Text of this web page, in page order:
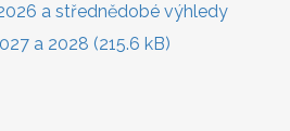
a střednědobé výhledy
a 2028 (215.6 kB)